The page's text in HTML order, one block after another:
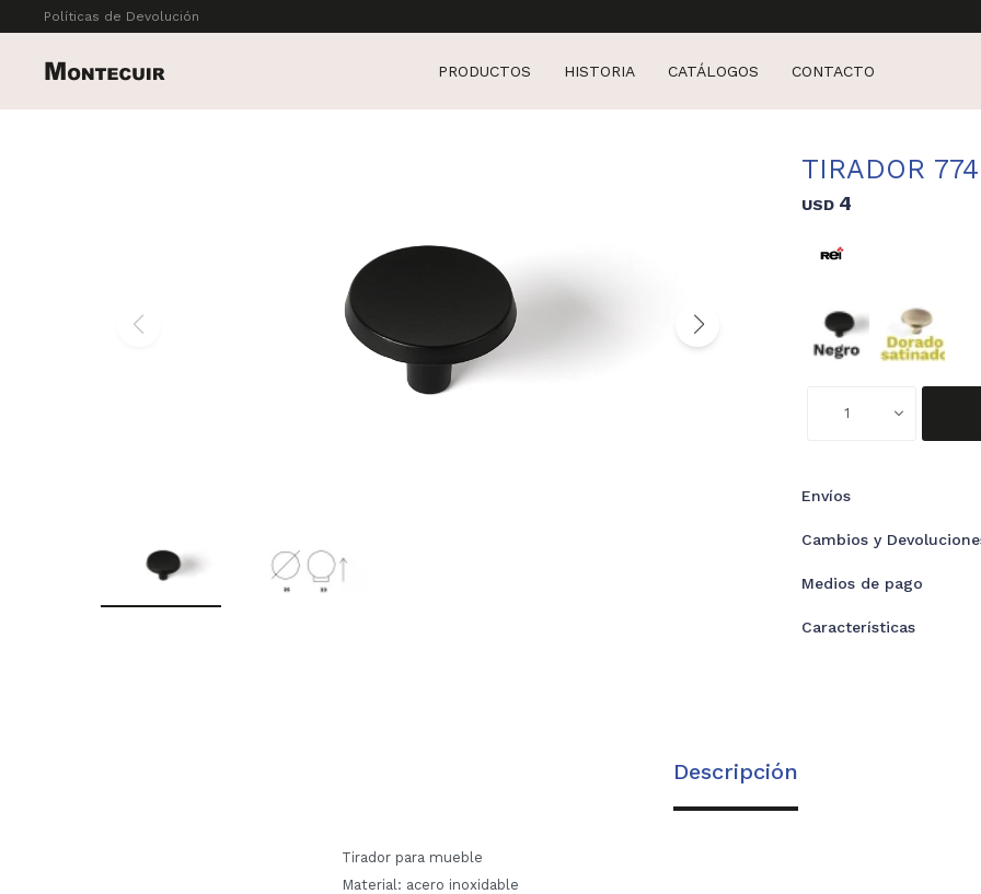
PRODUCTOS HISTORIA CATÁLOGOS CONTACTO
Políticas de Devolución
TIRADOR
USD 4
1
Envíos
Cambios y
Medios de pago
Características
Descripción
Tirador para mueble
Material: acero inoxidable